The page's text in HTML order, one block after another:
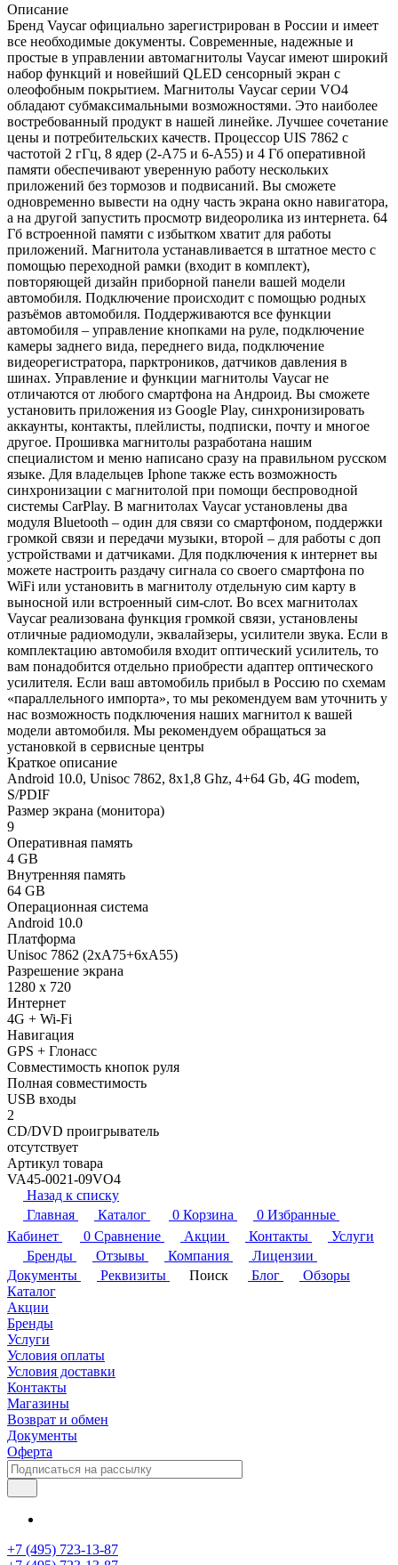
Описание
Бренд Vaycar официально зарегистрирован в России и имеет
все необходимые документы. Современные, надежные и
простые в управлении автомагнитолы Vaycar имеют широкий
набор функций и новейший QLED сенсорный экран с
олеофобным покрытием. Магнитолы Vaycar серии VО4
обладают субмаксимальными возможностями. Это наиболее
востребованный продукт в нашей линейке. Лучшее сочетание
цены и потребительских качеств. Процессор UIS 7862 с
частотой 2 гГц, 8 ядер (2-А75 и 6-А55) и 4 Гб оперативной
памяти обеспечивают уверенную работу нескольких
приложений без тормозов и подвисаний. Вы сможете
одновременно вывести на одну часть экрана окно навигатора,
а на другой запустить просмотр видеоролика из интернета. 64
Гб встроенной памяти с избытком хватит для работы
приложений. Магнитола устанавливается в штатное место с
помощью переходной рамки (входит в комплект),
повторяющей дизайн приборной панели вашей модели
автомобиля. Подключение происходит с помощью родных
разъёмов автомобиля. Поддерживаются все функции
автомобиля – управление кнопками на руле, подключение
камеры заднего вида, переднего вида, подключение
видеорегистратора, парктроников, датчиков давления в
шинах. Управление и функции магнитолы Vaycar не
отличаются от любого смартфона на Андроид. Вы сможете
установить приложения из Google Play, синхронизировать
аккаунты, контакты, плейлисты, подписки, почту и многое
другое. Прошивка магнитолы разработана нашим
специалистом и меню написано сразу на правильном русском
языке. Для владельцев Iphone также есть возможность
синхронизации с магнитолой при помощи беспроводной
системы CarPlay. В магнитолах Vaycar установлены два
модуля Bluetooth – один для связи со смартфоном, поддержки
громкой связи и передачи музыки, второй – для работы с доп
устройствами и датчиками. Для подключения к интернет вы
можете настроить раздачу сигнала со своего смартфона по
WiFi или установить в магнитолу отдельную сим карту в
выносной или встроенный сим-слот. Во всех магнитолах
Vaycar реализована функция громкой связи, установлены
отличные радиомодули, эквалайзеры, усилители звука. Если в
комплектацию автомобиля входит оптический усилитель, то
вам понадобится отдельно приобрести адаптер оптического
усилителя. Если ваш автомобиль прибыл в Россию по схемам
«параллельного импорта», то мы рекомендуем вам уточнить у
нас возможность подключения наших магнитол к вашей
модели автомобиля. Мы рекомендуем обращаться за
установкой в сервисные центры
Краткое описание
Android 10.0, Unisoc 7862, 8х1,8 Ghz, 4+64 Gb, 4G modem,
S/PDIF
Размер экрана (монитора)
9
Оперативная память
4 GB
Внутренняя память
64 GB
Операционная система
Android 10.0
Платформа
Unisoc 7862 (2xA75+6xA55)
Разрешение экрана
1280 x 720
Интернет
4G + Wi-Fi
Навигация
GPS + Глонасс
Совместимость кнопок руля
Полная совместимость
USB входы
2
CD/DVD проигрыватель
отсутствует
Артикул товара
VA45-0021-09VO4
Назад к списку
Главная
Каталог 0 Корзина 0 Избранные
Кабинет
0 Сравнение Акции Контакты
Услуги
Бренды
Отзывы Компания
Лицензии
Документы
Реквизиты Поиск Блог
Обзоры
Каталог
Акции
Бренды
Услуги
Условия оплаты
Условия доставки
Контакты
Магазины
Возврат и обмен
Документы
Оферта
+7 (495) 723-13-87